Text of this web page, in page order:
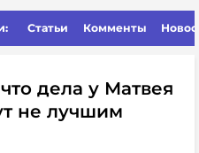
Статьи Комменты
дела у Матвея
не лучшим